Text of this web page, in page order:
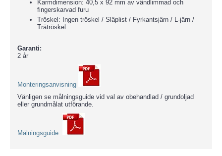
Karmdimension: 40,5 x 92 mm av vändlimmad och
fingerskarvad furu
Tröskel: Ingen tröskel / Släplist / Fyrkantsjärn / L-järn /
Trätröskel
Garanti:
2 år
Monteringsanvisning
Vänligen se målningsguide vid val av obehandlad / grundoljad
eller grundmålat utförande.
Målningsguide